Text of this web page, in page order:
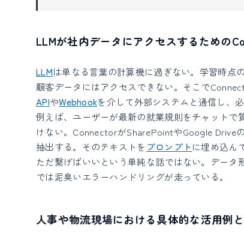
LLMが社内データにアクセスするための
LLMは単なる言葉の計算機に過ぎない。学習時点
顧客データにはアクセスできない。そこで
APIやWebhookを介して外部システムと通信し、
例えば、ユーザーが最新の就業規則をチャット
けない。ConnectorがSharePointやGoogle Drive
抽出する。そのテキストを プロンプト に埋め込ん
ただ繋げばいいという単純な話ではない。デー
では泥臭いエラーハンドリングが走っている。
人事や物流現場における具体的な活用例